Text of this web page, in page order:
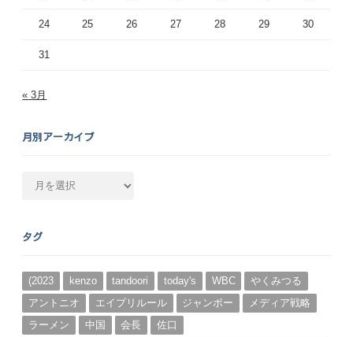
24 25 26 27 28 29 30
31
« 3月
月別アーカイブ
カ
ブ
タグ
(2023 kenzo tandoori today's WBC
やくみつる
アントニオ
エイプリルール ジャンボー
メディア戦略
ラーメン
中国 会長
佐口